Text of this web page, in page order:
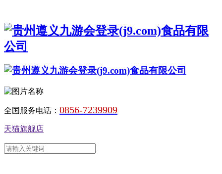
全国服务电话： 0856-7239909
天猫旗舰店